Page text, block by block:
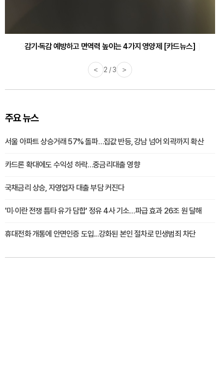
감기·독감 예방하고 면역력 높이는 4가지 영양제 [카드뉴스]
< 3 / 3 >
주요 뉴스
서울 아파트 상승거래 57% 돌파…집값 반등, 강남 넘어 외곽까지 확산
카드론 확대에도 수익성 하락…중금리대출 영향
국채금리 상승, 자영업자 대출 부담 커진다
'미·이란 전쟁 틈타 유가 담합' 정유 4사 기소…파급 효과 26조 원 달해
휴대전화 개통에 안면인증 도입...강화된 본인 절차로 민생범죄 차단